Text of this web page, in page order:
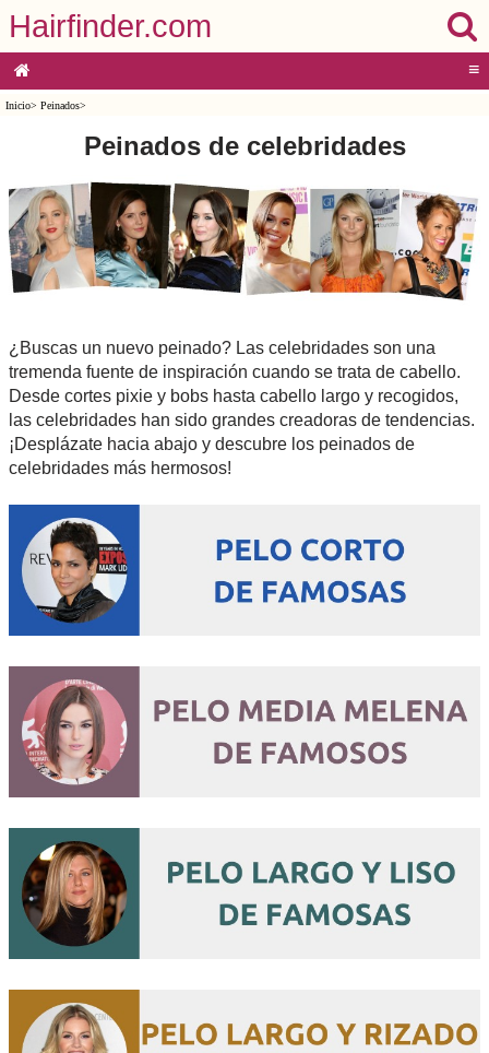
Hairfinder.com
≡
Inicio> Peinados>
Peinados de celebridades
¿Buscas un nuevo peinado? Las celebridades son una
tremenda fuente de inspiración cuando se trata de cabello.
Desde cortes pixie y bobs hasta cabello largo y recogidos,
las celebridades han sido grandes creadoras de tendencias.
¡Desplázate hacia abajo y descubre los peinados de
celebridades más hermosos!